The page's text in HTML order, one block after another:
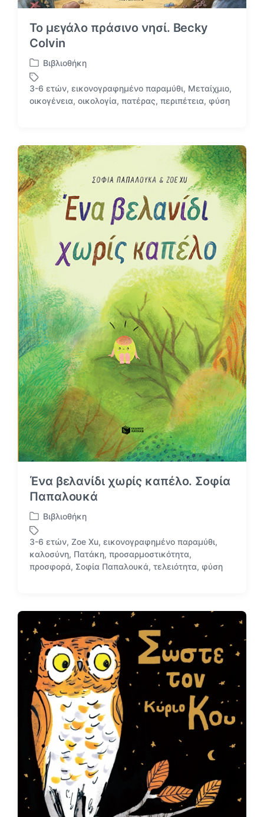
Το μεγάλο πράσινο νησί. Becky
Colvin
Α
ν
α
ρ
η
κ
ε
σ
ε
Βιβλιοθήκη
ι
κ
έ
τ
α
3-6 ετών, εικονογραφημένο παραμύθι, Μεταίχμιο,
οικογένεια, οικολογία, πατέρας, περιπέτεια, φύση
Ένα βελανίδι χωρίς καπέλο. Σοφία
Παπαλουκά
Α
ν
α
ρ
τ
ε
Βιβλιοθήκη
Μ
ε
έ
α
3-6 ετών, Zoe Xu, εικονογραφημένο παραμύθι,
καλοσύνη, Πατάκη, προσαρμοστικότητα,
προσφορά, Σοφία Παπαλουκά, τελειότητα, φύση